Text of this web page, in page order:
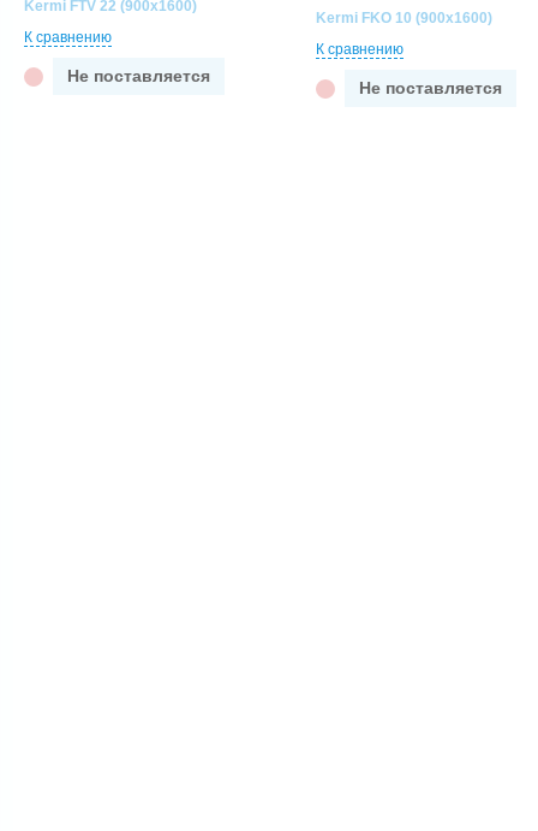
Kermi FTV 22 (900x1600)
К сравнению
Не поставляется
Kermi FKO 10 (900x1600)
К сравнению
Не поставляется